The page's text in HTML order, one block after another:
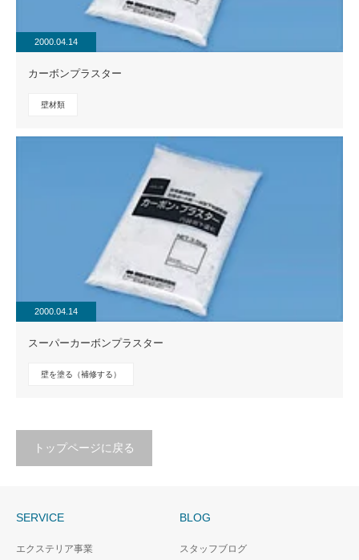
2000.04.14
カーボンプラスター
壁材類
2000.04.14
スーパーカーボンプラスター
壁を塗る（補修する）
トップページに戻る
SERVICE
エクステリア事業
BLOG
スタッフブログ